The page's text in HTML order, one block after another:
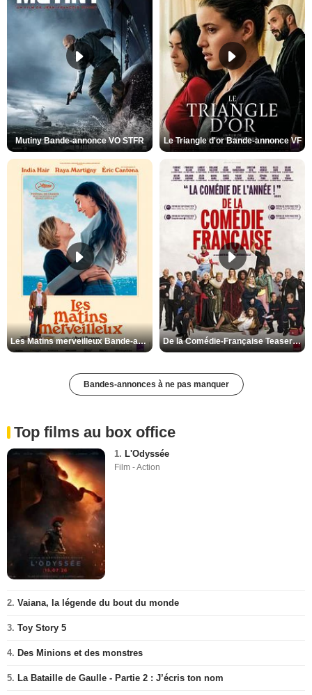
Mutiny Bande-annonce VO STFR Le Triangle d'or Bande-annonce VF
Les Matins merveilleux Bande-annonce VF De la Comédie-Française Teaser VF
Bandes-annonces à ne pas manquer
Top films au box office
1. L'Odyssée
Film - Action
2. Vaiana, la légende du bout du monde
3. Toy Story 5
4. Des Minions et des monstres
5. La Bataille de Gaulle - Partie 2 : J’écris ton nom